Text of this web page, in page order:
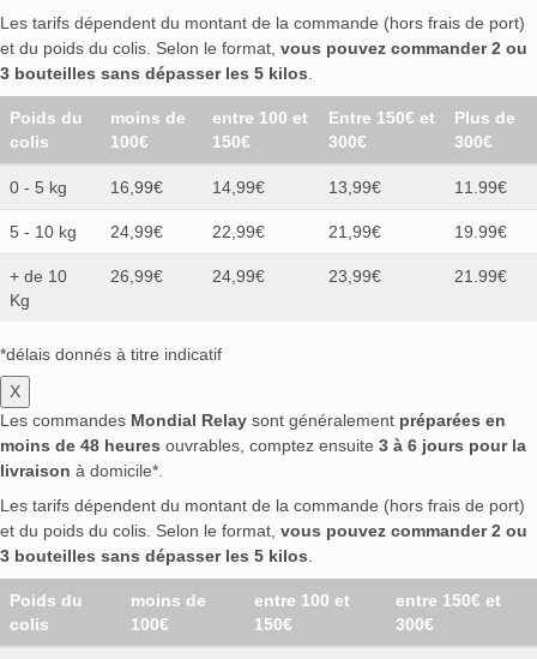
Les tarifs dépendent du montant de la commande (hors frais de port)
et du poids du colis. Selon le format, vous pouvez commander 2 ou
3 bouteilles sans dépasser les 5 kilos.
Poids du
colis
moins de
100€
entre 100 et
150€
Entre 150€ et
300€
Plus de
300€
0 - 5 kg 16,99€ 14,99€ 13,99€ 11.99€
5 - 10 kg 24,99€ 22,99€ 21,99€ 19.99€
+ de 10
Kg
26,99€ 24,99€ 23,99€ 21.99€
*délais donnés à titre indicatif
X
Les commandes Mondial Relay sont généralement préparées en
moins de 48 heures ouvrables, comptez ensuite 3 à 6 jours pour la
livraison à domicile*.
Les tarifs dépendent du montant de la commande (hors frais de port)
et du poids du colis. Selon le format, vous pouvez commander 2 ou
3 bouteilles sans dépasser les 5 kilos.
Poids du
colis
moins de
100€
entre 100 et
150€
entre 150€ et
300€